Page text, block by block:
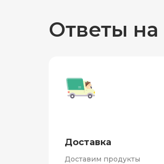
Ответы
Доставка
Доставим продукты